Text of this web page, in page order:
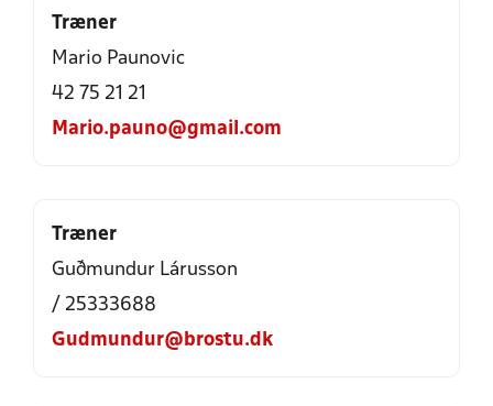
Træner
Mario Paunovic
42 75 21 21
Mario.pauno@gmail.com
Træner
Guðmundur Lárusson
/ 25333688
Gudmundur@brostu.dk